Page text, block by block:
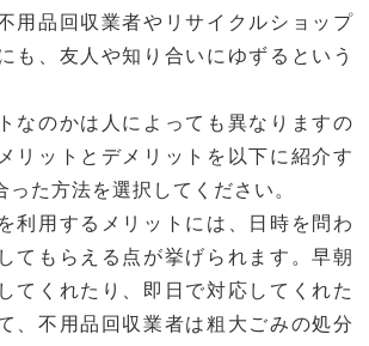
用品回収業者やリサイクルショップ
も、友人や知り合いにゆずるという
なのかは人によっても異なりますの
リットとデメリットを以下に紹介す
った方法を選択してください。
利用するメリットには、日時を問わ
てもらえる点が挙げられます。早朝
てくれたり、即日で対応してくれた
、不用品回収業者は粗大ごみの処分